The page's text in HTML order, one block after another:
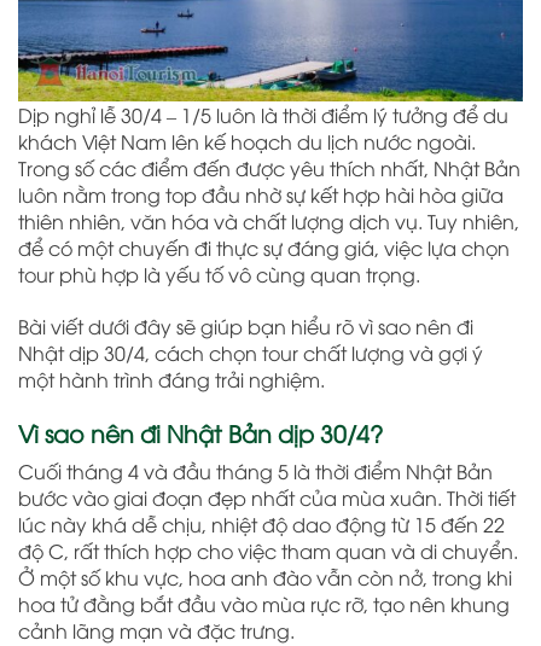
Dịp nghỉ lễ 30/4 – 1/5 luôn là thời điểm lý tưởng để du
khách Việt Nam lên kế hoạch du lịch nước ngoài.
Trong số các điểm đến được yêu thích nhất, Nhật Bản
luôn nằm trong top đầu nhờ sự kết hợp hài hòa giữa
thiên nhiên, văn hóa và chất lượng dịch vụ. Tuy nhiên,
để có một chuyến đi thực sự đáng giá, việc lựa chọn
tour phù hợp là yếu tố vô cùng quan trọng.
Bài viết dưới đây sẽ giúp bạn hiểu rõ vì sao nên đi
Nhật dịp 30/4, cách chọn tour chất lượng và gợi ý
một hành trình đáng trải nghiệm.
Vì sao nên đi Nhật Bản dịp 30/4?
Cuối tháng 4 và đầu tháng 5 là thời điểm Nhật Bản
bước vào giai đoạn đẹp nhất của mùa xuân. Thời tiết
lúc này khá dễ chịu, nhiệt độ dao động từ 15 đến 22
độ C, rất thích hợp cho việc tham quan và di chuyển.
Ở một số khu vực, hoa anh đào vẫn còn nở, trong khi
hoa tử đằng bắt đầu vào mùa rực rỡ, tạo nên khung
cảnh lãng mạn và đặc trưng.